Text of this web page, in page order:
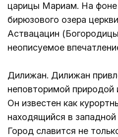
царицы Мариам. На фоне
бирюзового озера
Аствацацин
неописуемое
Дилижан. Дилижан
неповторимой природой
Он известен как
находящийся в западной
Город славится не